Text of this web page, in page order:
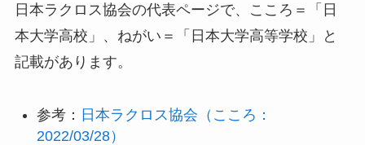
日本ラクロス協会の代表ページで、こころ＝「日
本大学高校」、ねがい＝「日本大学高等学校」と
記載があります。
参考： 日本ラクロス協会（こころ：
2022/03/28）